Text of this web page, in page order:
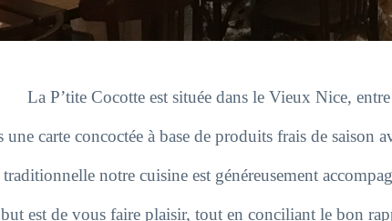
La P’tite Cocotte est située dans le Vieux Nice,
carte concoctée à base de produits frais de saison
notre cuisine est généreusement
est de vous faire plaisir, tout en conciliant le bon